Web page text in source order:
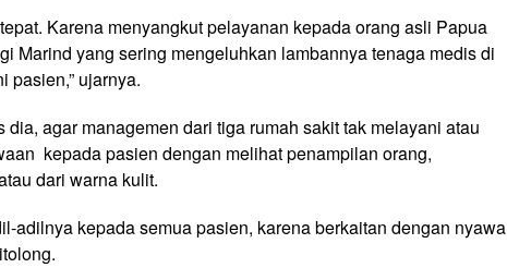
Karena menyangkut pelayanan kepada orang asli Papua
Marind yang sering mengeluhkan lambannya tenaga medis di
pasien,” ujarnya.
agar managemen dari tiga rumah sakit tak melayani atau
kepada pasien dengan melihat penampilan orang,
dari warna kulit.
adilnya kepada semua pasien, karena berkaitan dengan nyawa